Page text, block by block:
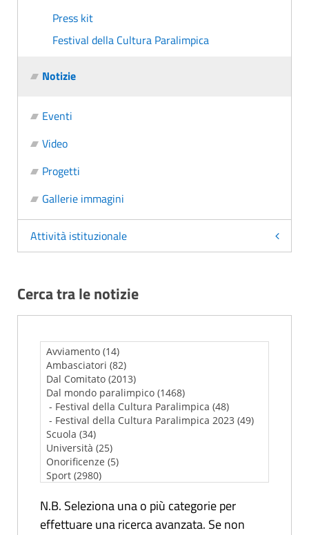
Press kit
Festival della Cultura Paralimpica
Notizie
Eventi
Video
Progetti
Gallerie immagini
Attività istituzionale
Cerca tra le notizie
N.B. Seleziona una o più categorie per
effettuare una ricerca avanzata. Se non